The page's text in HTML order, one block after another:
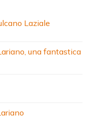
Laziale
una fantastica